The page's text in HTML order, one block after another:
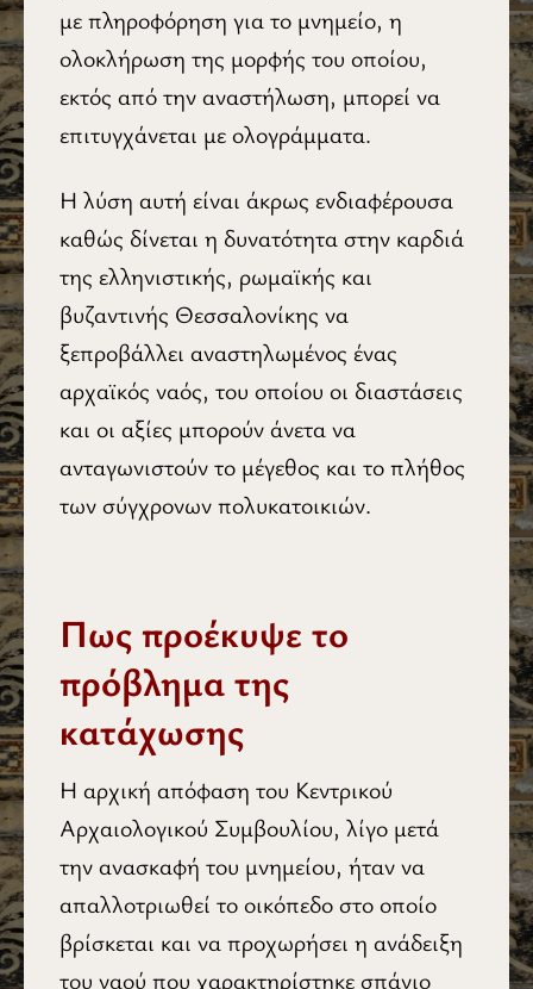
με πληροφόρηση για το μνημείο, η
ολοκλήρωση της μορφής του οποίου,
εκτός από την αναστήλωση, μπορεί να
επιτυγχάνεται με ολογράμματα.
Η λύση αυτή είναι άκρως ενδιαφέρουσα
καθώς δίνεται η δυνατότητα στην καρδιά
της ελληνιστικής, ρωμαϊκής και
βυζαντινής Θεσσαλονίκης να
ξεπροβάλλει αναστηλωμένος ένας
αρχαϊκός ναός, του οποίου οι διαστάσεις
και οι αξίες μπορούν άνετα να
ανταγωνιστούν το μέγεθος και το πλήθος
των σύγχρονων πολυκατοικιών.
Πως προέκυψε το
πρόβλημα της
κατάχωσης
Η αρχική απόφαση του Κεντρικού
Αρχαιολογικού Συμβουλίου, λίγο μετά
την ανασκαφή του μνημείου, ήταν να
απαλλοτριωθεί το οικόπεδο στο οποίο
βρίσκεται και να προχωρήσει η ανάδειξη
του ναού που χαρακτηρίστηκε σπάνιο